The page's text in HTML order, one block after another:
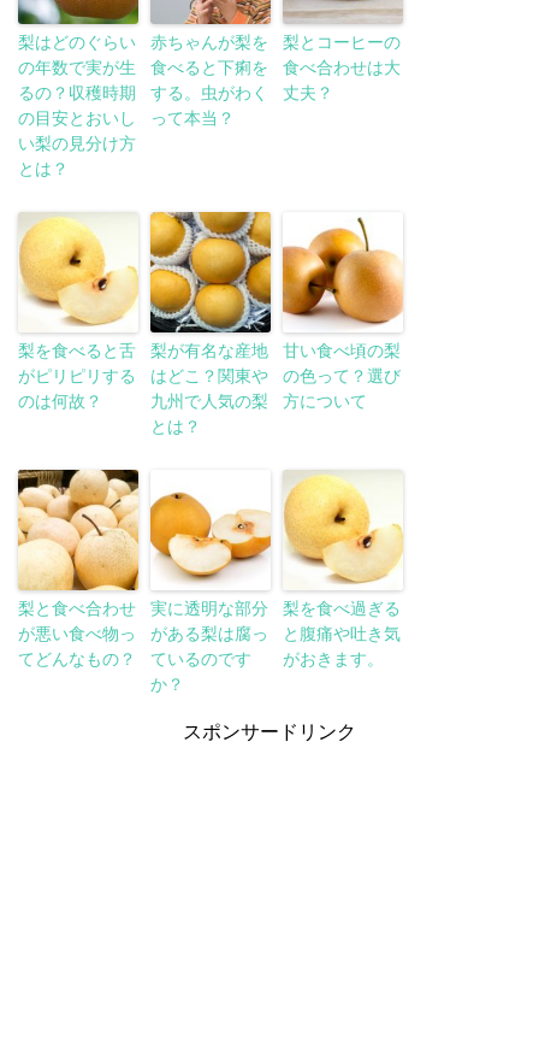
梨はどのぐらい
の年数で実が生
るの？収穫時期
の目安とおいし
い梨の見分け方
とは？
赤ちゃんが梨を
食べると下痢を
する。虫がわく
って本当？
梨とコーヒーの
食べ合わせは大
丈夫？
梨を食べると舌
がピリピリする
のは何故？
梨が有名な産地
はどこ？関東や
九州で人気の梨
とは？
甘い食べ頃の梨
の色って？選び
方について
梨と食べ合わせ
が悪い食べ物っ
てどんなもの？
実に透明な部分
がある梨は腐っ
ているのです
か？
梨を食べ過ぎる
と腹痛や吐き気
がおきます。
スポンサードリンク